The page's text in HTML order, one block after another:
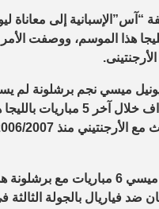
إلى معاناة
هذا الموسم، ووصفت الأمر
ميسي نجم برشلونة لم
صناعة أى أهداف خلال آخر 5
وخاض ليونيل ميسي 6 مباريات مع
فياريال بالجولة الثالثة